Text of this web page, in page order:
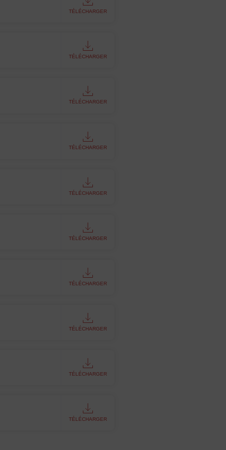
TÉLÉCHARGER
TÉLÉCHARGER
TÉLÉCHARGER
TÉLÉCHARGER
TÉLÉCHARGER
TÉLÉCHARGER
TÉLÉCHARGER
TÉLÉCHARGER
TÉLÉCHARGER
TÉLÉCHARGER